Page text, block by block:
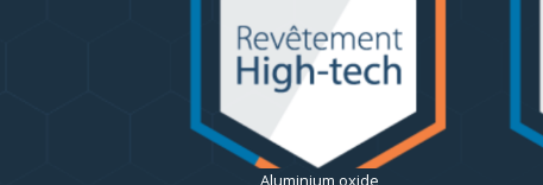
Aluminium oxide